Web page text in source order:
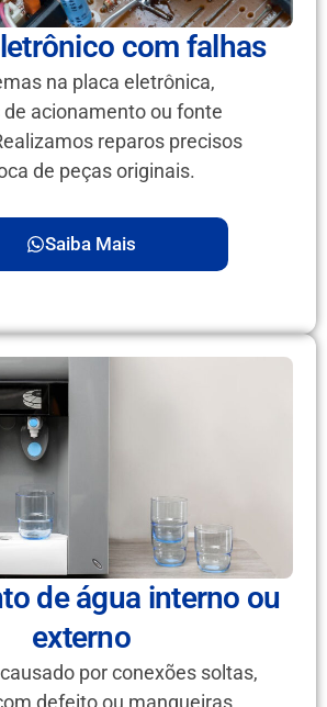
com falhas
na placa eletrônica,
de acionamento ou fonte
reparos precisos
de peças originais.
Saiba Mais
de água interno ou
externo
por conexões soltas,
defeito ou mangueiras